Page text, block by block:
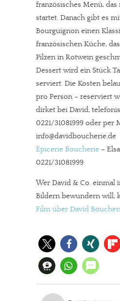
französisches Menü,
startet. Danach gibt es
Bourguignon einen
französischen Küche,
Pilzen in Rotwein
Dessert wird ein Stück
serviert. Die Kosten
pro Person – reserviert
dirket bei David,
0221/31081999 oder per
info@davidboucherie.de
Epicerie Boucherie –
0221/31081999
Wer David & Co. einmal
Bildern bewundern will,
Film über David